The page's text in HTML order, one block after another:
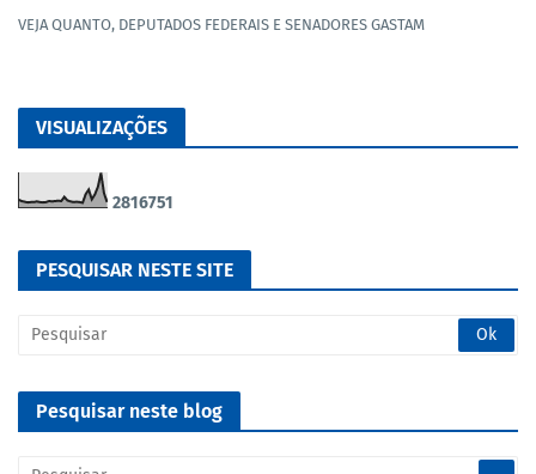
VEJA QUANTO, DEPUTADOS FEDERAIS E SENADORES GASTAM
VISUALIZAÇÕES
2816751
PESQUISAR NESTE SITE
Pesquisar neste blog